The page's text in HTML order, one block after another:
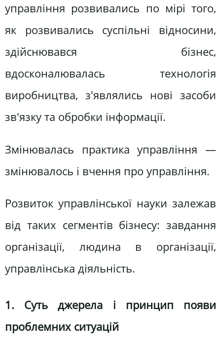
управління розвивались по мірі того,
як розвивались суспільні відносини,
здійснювався бізнес,
вдосконалювалась технологія
виробництва, з'являлись нові засоби
зв'язку та обробки інформації.
Змінювалась практика управління —
змінювалось і вчення про управління.
Розвиток управлінської науки залежав
від таких сегментів бізнесу: завдання
організації, людина в організації,
управлінська діяльність.
1. Суть джерела і принцип появи
проблемних ситуацій